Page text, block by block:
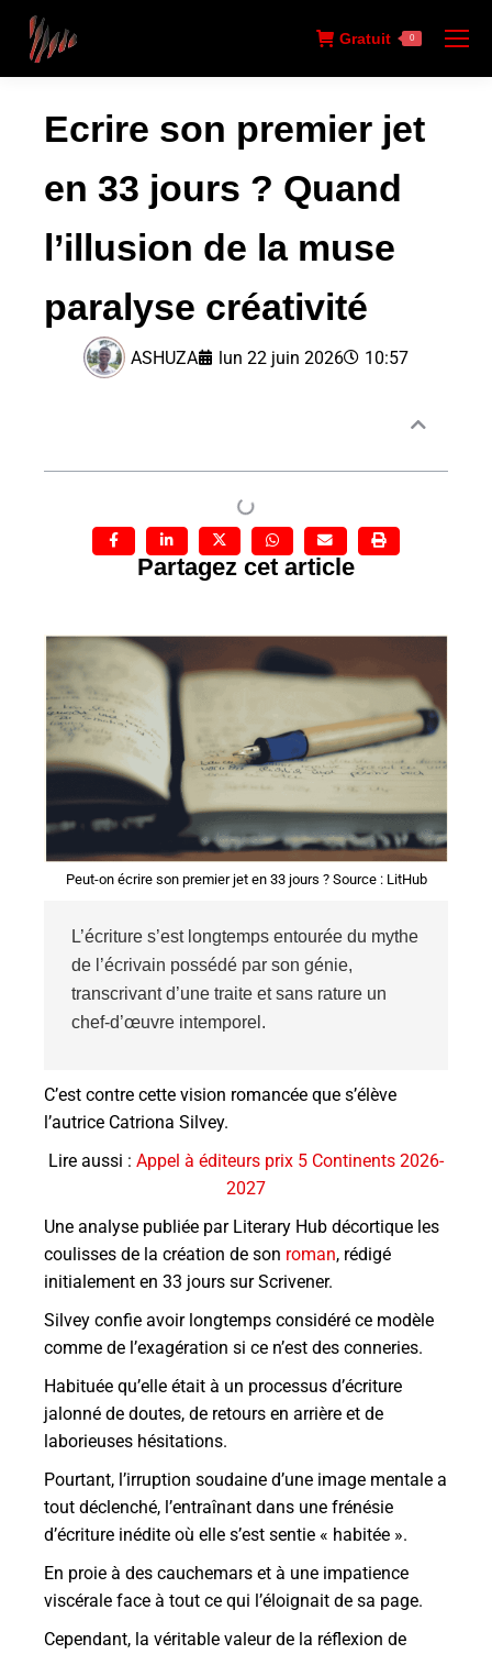
Gratuit 0
Ecrire son premier jet
en 33 jours ? Quand
l’illusion de la muse
paralyse créativité
ASHUZA lun 22 juin 2026 10:57
Partagez cet article
Peut-on écrire son premier jet en 33 jours ? Source : LitHub
L’écriture s’est longtemps entourée du mythe
de l’écrivain possédé par son génie,
transcrivant d’une traite et sans rature un
chef-d’œuvre intemporel.
C’est contre cette vision romancée que s’élève
l’autrice Catriona Silvey.
Lire aussi : Appel à éditeurs prix 5 Continents 2026-
2027
Une analyse publiée par Literary Hub décortique les
coulisses de la création de son roman, rédigé
initialement en 33 jours sur Scrivener.
Silvey confie avoirlongtemps considéré ce modèle
comme de l’exagération si ce n’est des conneries.
Habituée qu’elle était à un processus d’écriture
jalonné de doutes, de retours en arrière et de
laborieuses hésitations.
Pourtant, l’irruption soudaine d’une image mentale a
tout déclenché, l’entraînant dans une frénésie
d’écriture inédite où elle s’est sentie « habitée ».
En proie à des cauchemars et à une impatience
viscérale face à tout ce qui l’éloignait de sa page.
Cependant, la véritable valeur de la réflexion de